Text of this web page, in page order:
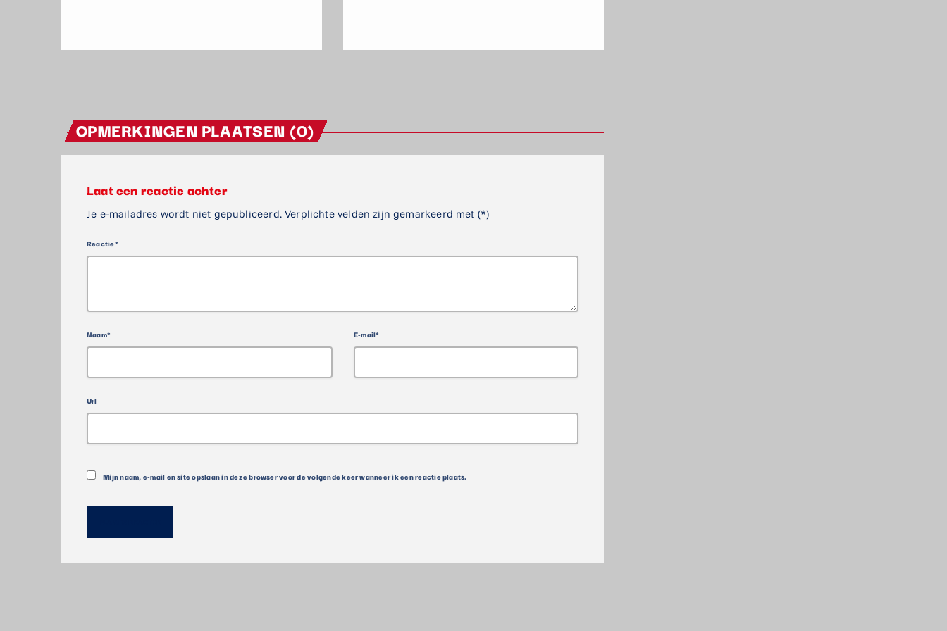
OPMERKINGEN PLAATSEN (0)
Laat een reactie achter
Je e-mailadres wordt niet gepubliceerd. Verplichte velden zijn gemarkeerd met (*)
Reactie*
Naam* E-mail*
Url
Mijn naam, e-mail en site opslaan in deze browser voor de volgende keer wanneer ik een reactie plaats.